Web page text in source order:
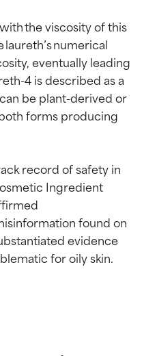
the viscosity of this
numerical
eventually leading
4 is described as a
be plant-derived or
forms producing
record of safety in
Ingredient
found on
evidence
van
van